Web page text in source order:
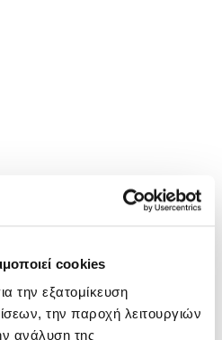
cookies
την εξατομίκευση
την παροχή λειτουργιών
ανάλυση της